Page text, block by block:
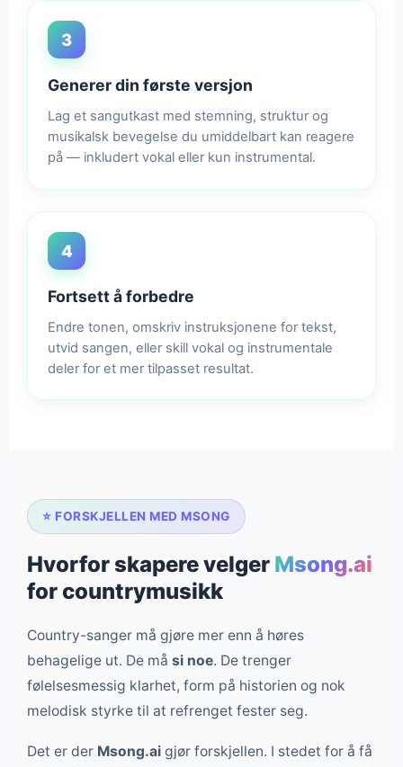
3
Generer din første versjon
Lag et sangutkast med stemning, struktur og
musikalsk bevegelse du umiddelbart kan reagere
på — inkludert vokal eller kun instrumental.
4
Fortsett å forbedre
Endre tonen, omskriv instruksjonene for tekst,
utvid sangen, eller skill vokal og instrumentale
deler for et mer tilpasset resultat.
⭐ FORSKJELLEN MED MSONG
Hvorfor skapere velger Msong.ai
for countrymusikk
Country-sanger må gjøre mer enn å høres
behagelige ut. De må si noe. De trenger
følelsesmessig klarhet, form på historien og nok
melodisk styrke til at refrenget fester seg.
Det er der Msong.ai gjør forskjellen. I stedet for å få